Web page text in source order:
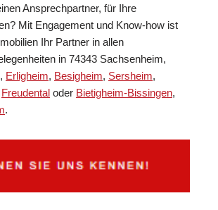
Ansprechpartner, für Ihre
Mit Engagement und Know-how ist
Ihr Partner in allen
in 74343 Sachsenheim,
, Erligheim, Besigheim, Sersheim,
Freudental oder Bietigheim-Bissingen,
.